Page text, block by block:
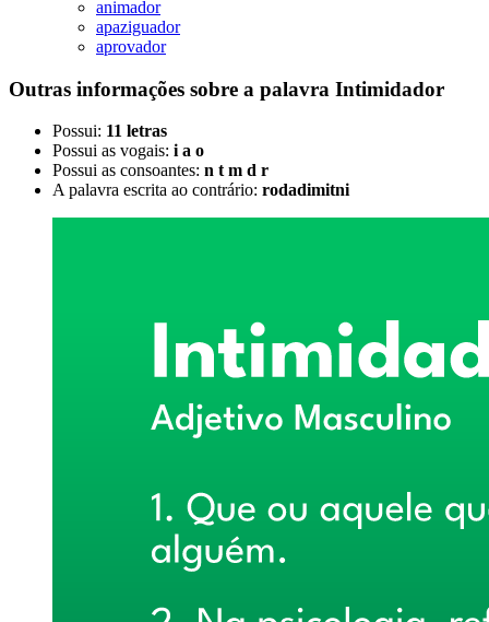
animador
apaziguador
aprovador
Outras informações sobre a palavra Intimidador
Possui: 11 letras
Possui as vogais: i a o
Possui as consoantes: n t m d r
A palavra escrita ao contrário: rodadimitni